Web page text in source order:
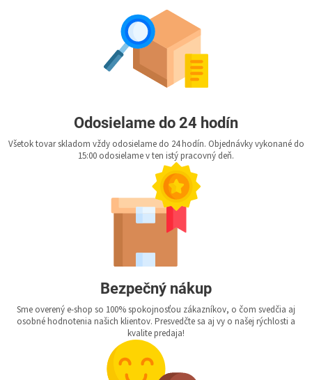
Odosielame do 24 hodín
Všetok tovar skladom vždy odosielame do 24 hodín. Objednávky vykonané do
15:00 odosielame v ten istý pracovný deň.
Bezpečný nákup
Sme overený e-shop so 100% spokojnosťou zákazníkov, o čom svedčia aj
osobné hodnotenia našich klientov. Presvedčte sa aj vy o našej rýchlosti a
kvalite predaja!